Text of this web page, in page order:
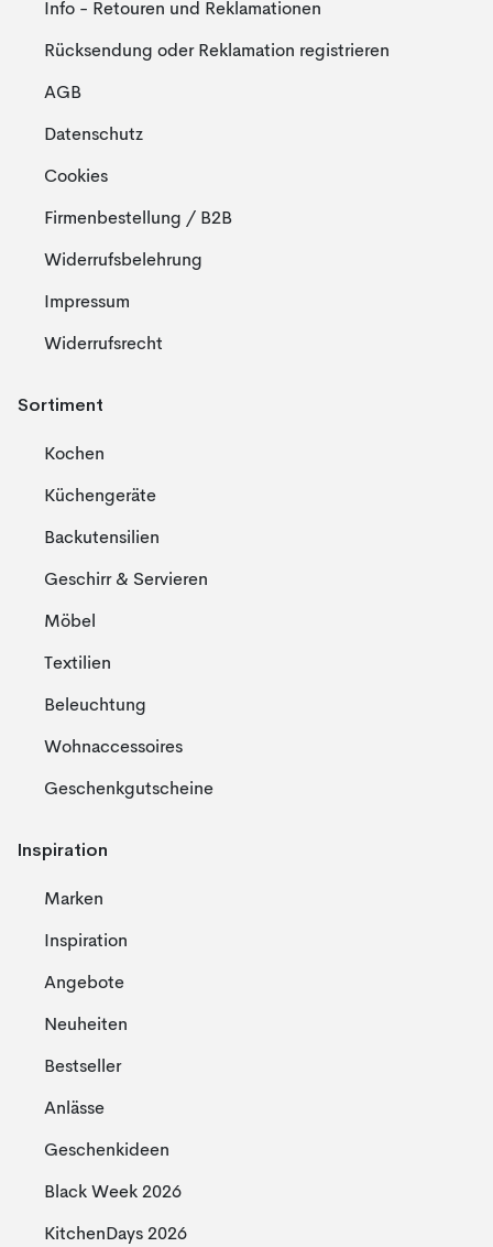
Info - Retouren und Reklamationen
Rücksendung oder Reklamation registrieren
AGB
Datenschutz
Cookies
Firmenbestellung / B2B
Widerrufsbelehrung
Impressum
Widerrufsrecht
Sortiment
Kochen
Küchengeräte
Backutensilien
Geschirr & Servieren
Möbel
Textilien
Beleuchtung
Wohnaccessoires
Geschenkgutscheine
Inspiration
Marken
Inspiration
Angebote
Neuheiten
Bestseller
Anlässe
Geschenkideen
Black Week 2026
KitchenDays 2026